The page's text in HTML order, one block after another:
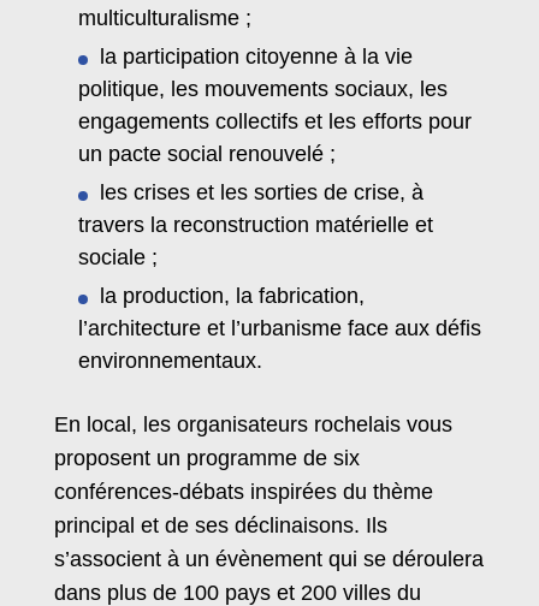
multiculturalisme ;
la participation citoyenne à la vie
politique, les mouvements sociaux, les
engagements collectifs et les efforts pour
un pacte social renouvelé ;
les crises et les sorties de crise, à
travers la reconstruction matérielle et
sociale ;
la production, la fabrication,
l’architecture et l’urbanisme face aux défis
environnementaux.
En local, les organisateurs rochelais vous
proposent un programme de six
conférences-débats inspirées du thème
principal et de ses déclinaisons. Ils
s’associent à un évènement qui se déroulera
dans plus de 100 pays et 200 villes du